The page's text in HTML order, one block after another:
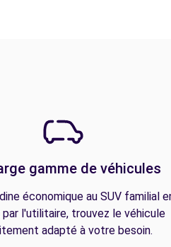
gamme de véhicules
économique au SUV familial
l'utilitaire, trouvez le véhicule
adapté à votre besoin.